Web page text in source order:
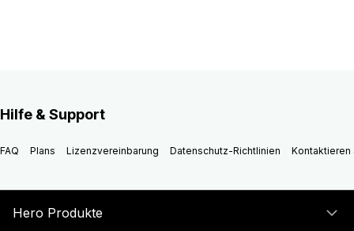
Hilfe & Support
FAQ Plans Lizenzvereinbarung Datenschutz-Richtlinien Kontaktieren
Hero Produkte